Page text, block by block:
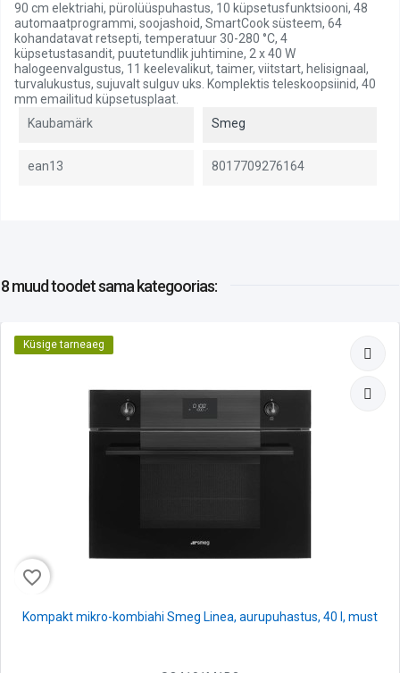
90 cm elektriahi, pürolüüspuhastus, 10 küpsetusfunktsiooni, 48
automaatprogrammi, soojashoid, SmartCook süsteem, 64
kohandatavat retsepti, temperatuur 30-280 °C, 4
küpsetustasandit, puutetundlik juhtimine, 2 x 40 W
halogeenvalgustus, 11 keelevalikut, taimer, viitstart, helisignaal,
turvalukustus, sujuvalt sulguv uks. Komplektis teleskoopsiinid, 40
mm emailitud küpsetusplaat.
Kaubamärk
Smeg
ean13 8017709276164
8 muud toodetsama kategoorias:
favorite_border
Küsige tarneaeg
Kompakt mikro-kombiahi Smeg Linea, aurupuhastus, 40 l, must